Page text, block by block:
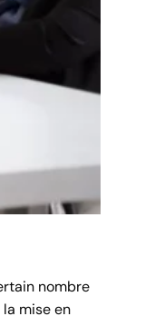
nombre
mise en